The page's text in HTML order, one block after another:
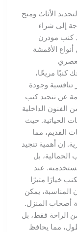
الأثاث ومنح
إلى شراء
كنب مودرن
الأقمشة
كنبًا مريحًا،
تنافسية وجودة
: 51283897 📞 مقدمة عن تنجيد كنب
الفنون الداخلية
الحياتية. حيث
القديم، مما
إن أهمية تنجيد
بل
عند
خيارًا مثيرًا
المناسبة، يمكن
أصحاب المنزل.
الراحة فقط، بل
مما يحافظ